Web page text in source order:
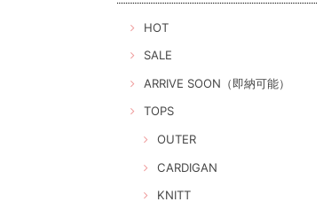
HOT
SALE
ARRIVE SOON（即納可能）
TOPS
OUTER
CARDIGAN
KNITT